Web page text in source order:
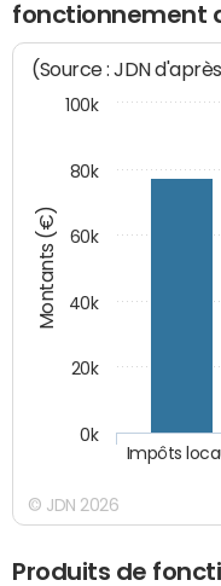
fonctionnement
Montants (€)
(Source : JDN
Impôts
0k
20k
40k
60k
80k
100k
© JDN 2026
Produits de